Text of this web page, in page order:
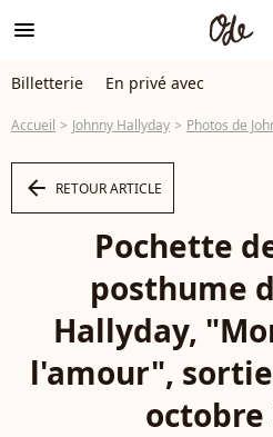
menu
Billetterie En privé avec
Accueil Johnny Hallyday Photos de
arrow_left RETOUR ARTICLE
Pochette
posthume
Hallyday,
l'amour",
octobre